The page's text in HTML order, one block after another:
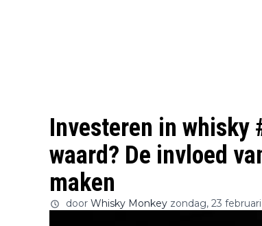
Investeren in whisky
waard? De invloed
maken
door Whisky Monkey zondag, 23